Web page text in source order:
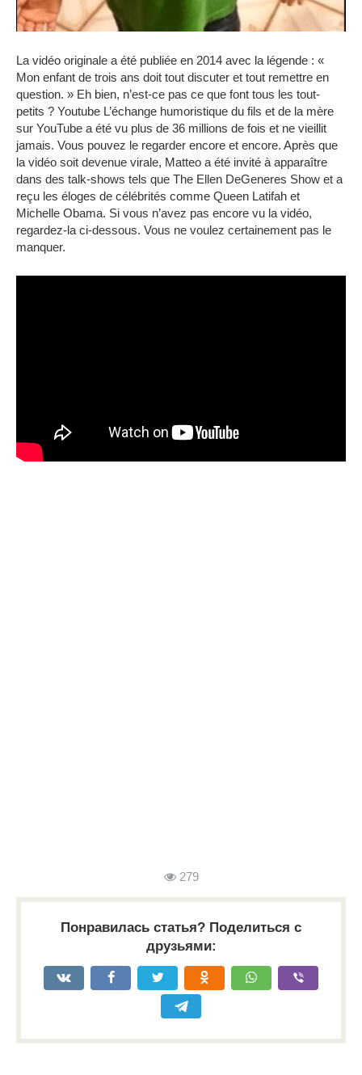
La vidéo originale a été publiée en 2014 avec la légende : «
Mon enfant de trois ans doit tout discuter et tout remettre en
question. » Eh bien, n’est-ce pas ce que font tous les tout-
petits ? Youtube L’échange humoristique du fils et de la mère
sur YouTube a été vu plus de 36 millions de fois et ne vieillit
jamais. Vous pouvez le regarder encore et encore. Après que
la vidéo soit devenue virale, Matteo a été invité à apparaître
dans des talk-shows tels que The Ellen DeGeneres Show et a
reçu les éloges de célébrités comme Queen Latifah et
Michelle Obama. Si vous n’avez pas encore vu la vidéo,
regardez-la ci-dessous. Vous ne voulez certainement pas le
manquer.
279
Понравилась статья? Поделиться с
друзьями: